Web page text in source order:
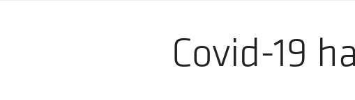
Covid-19